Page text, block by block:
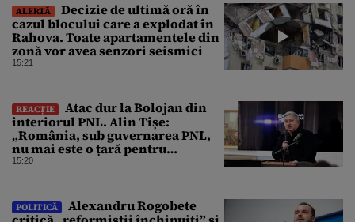
ALERTĂ
Decizie de ultimă oră în
cazul blocului care a explodat în
Rahova. Toate apartamentele din
zonă vor avea senzori seismici
15:21
REACȚIE
Atac dur la Bolojan din
interiorul PNL. Alin Tișe:
„România, sub guvernarea PNL,
nu mai este o țară pentru
investitori”
15:20
POLITICĂ
Alexandru Rogobete